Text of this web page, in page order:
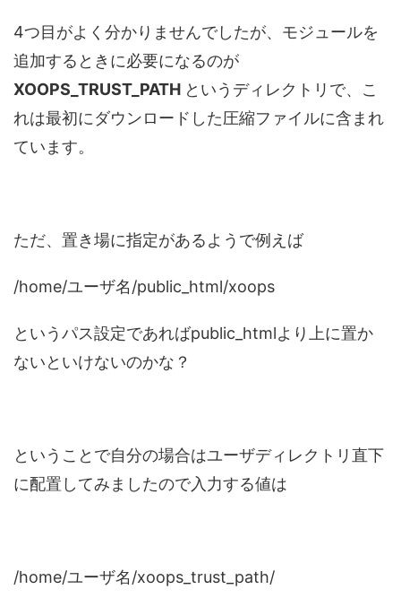
4つ目がよく分かりませんでしたが、モジュールを
追加するときに必要になるのが
XOOPS_TRUST_PATH というディレクトリで、こ
れは最初にダウンロードした圧縮ファイルに含まれ
ています。
ただ、置き場に指定があるようで例えば
/home/ユーザ名/public_html/xoops
というパス設定であればpublic_htmlより上に置か
ないといけないのかな？
ということで自分の場合はユーザディレクトリ直下
に配置してみましたので入力する値は
/home/ユーザ名/xoops_trust_path/